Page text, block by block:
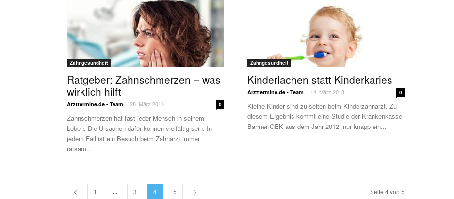
Zahngesundheit
Ratgeber: Zahnschmerzen – was
wirklich hilft
Arzttermine.de - Team - 28. März 2013 0
Zahnschmerzen hat fast jeder Mensch in seinem
Leben. Die Ursachen dafür können vielfältig sein. In
jedem Fall ist ein Besuch beim Zahnarzt immer
ratsam...
Zahngesundheit
Kinderlachen statt Kinderkaries
Arzttermine.de - Team - 14. März 2013 0
Kleine Kinder sind zu selten beim Kinderzahnarzt. Zu
diesem Ergebnis kommt eine Studie der Krankenkasse
Barmer GEK aus dem Jahr 2012: nur knapp ein...
1 ... 3 4 5 Seite 4 von 5